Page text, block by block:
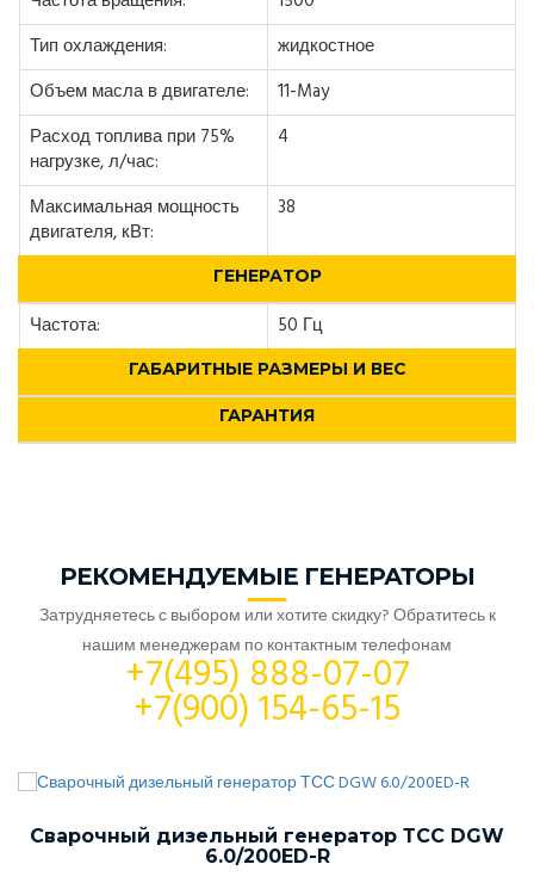
Тип охлаждения:
жидкостное
Объем масла в двигателе:
11-May
Расход топлива при 75%
нагрузке, л/час:
4
Максимальная мощность
двигателя, кВт:
38
ГЕНЕРАТОР
Частота: 50 Гц
ГАБАРИТНЫЕ РАЗМЕРЫ И ВЕС
ГАРАНТИЯ
РЕКОМЕНДУЕМЫЕ ГЕНЕРАТОРЫ
Затрудняетесь с выбором или хотите скидку? Обратитесь к
нашим менеджерам по контактным телефонам
+7(495) 888-07-07
+7(900) 154-65-15
Сварочный дизельный генератор ТСС DGW
6.0/200ED-R